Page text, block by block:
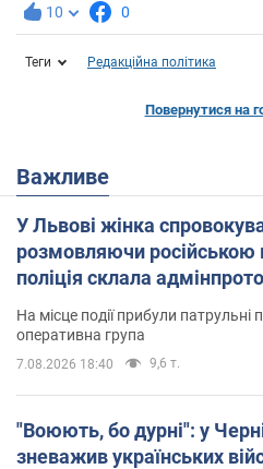
10 0
Теги Редакційна політика
Повернутися на
Важливе
У Львові жінка
розмовляючи
поліція склала
На місце події прибули патрульні
оперативна група
7.08.2026 18:40 9,6 т.
"Воюють, бо дурні": у
зневажив українських